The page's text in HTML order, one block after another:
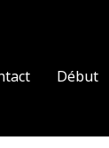
Début